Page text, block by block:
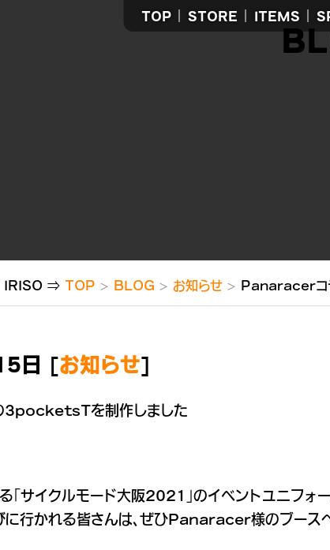
TOP STORE ITEMS
IRISO ⇒ TOP BLOG お知らせ Panaracerコ
日 [お知らせ]
を制作しました
「サイクルモード大阪2021」のイベントユニフ
に行かれる皆さんは、ぜひPanaracer様のブース